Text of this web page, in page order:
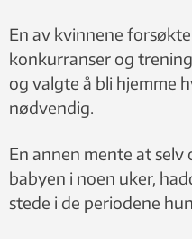
En av kvinnene
konkurranser og
og valgte å bli hjemme
nødvendig.
En annen mente at
babyen i noen uker,
stede i de periodene